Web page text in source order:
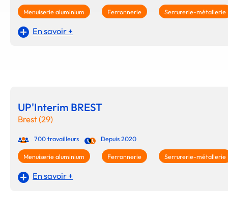
Menuiserie aluminium Ferronnerie Serrurerie-métallerie
En savoir +
UP'Interim BREST
Brest (29)
700 travailleurs Depuis 2020
Menuiserie aluminium Ferronnerie Serrurerie-métallerie
En savoir +